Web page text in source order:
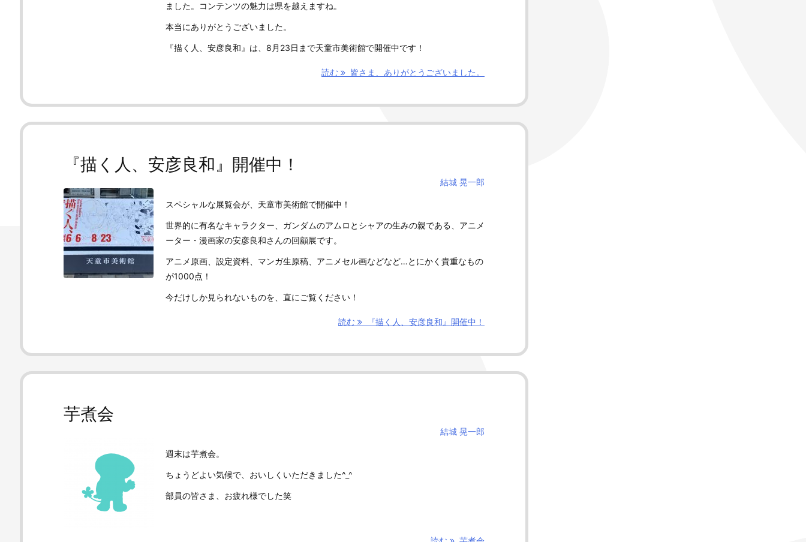
ました。コンテンツの魅力は県を越えますね。
本当にありがとうございました。
『描く人、安彦良和』は、8月23日まで天童市美術館で開催中です！
読む 皆さま、ありがとうございました。
『描く人、安彦良和』開催中！
結城 晃一郎
スペシャルな展覧会が、天童市美術館で開催中！
世界的に有名なキャラクター、ガンダムのアムロとシャアの生みの親である、アニメ
ーター・漫画家の安彦良和さんの回顧展です。
アニメ原画、設定資料、マンガ生原稿、アニメセル画などなど…とにかく貴重なもの
が1000点！
今だけしか見られないものを、直にご覧ください！
読む 『描く人、安彦良和』開催中！
芋煮会
結城 晃一郎
週末は芋煮会。
ちょうどよい気候で、おいしくいただきました^_^
部員の皆さま、お疲れ様でした笑